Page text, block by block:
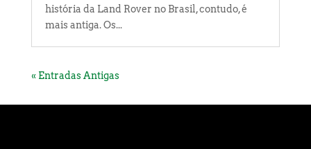
história da Land Rover no Brasil, contudo, é
mais antiga. Os...
« Entradas Antigas